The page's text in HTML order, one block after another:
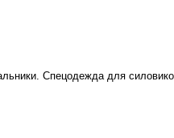
Спецодежда для